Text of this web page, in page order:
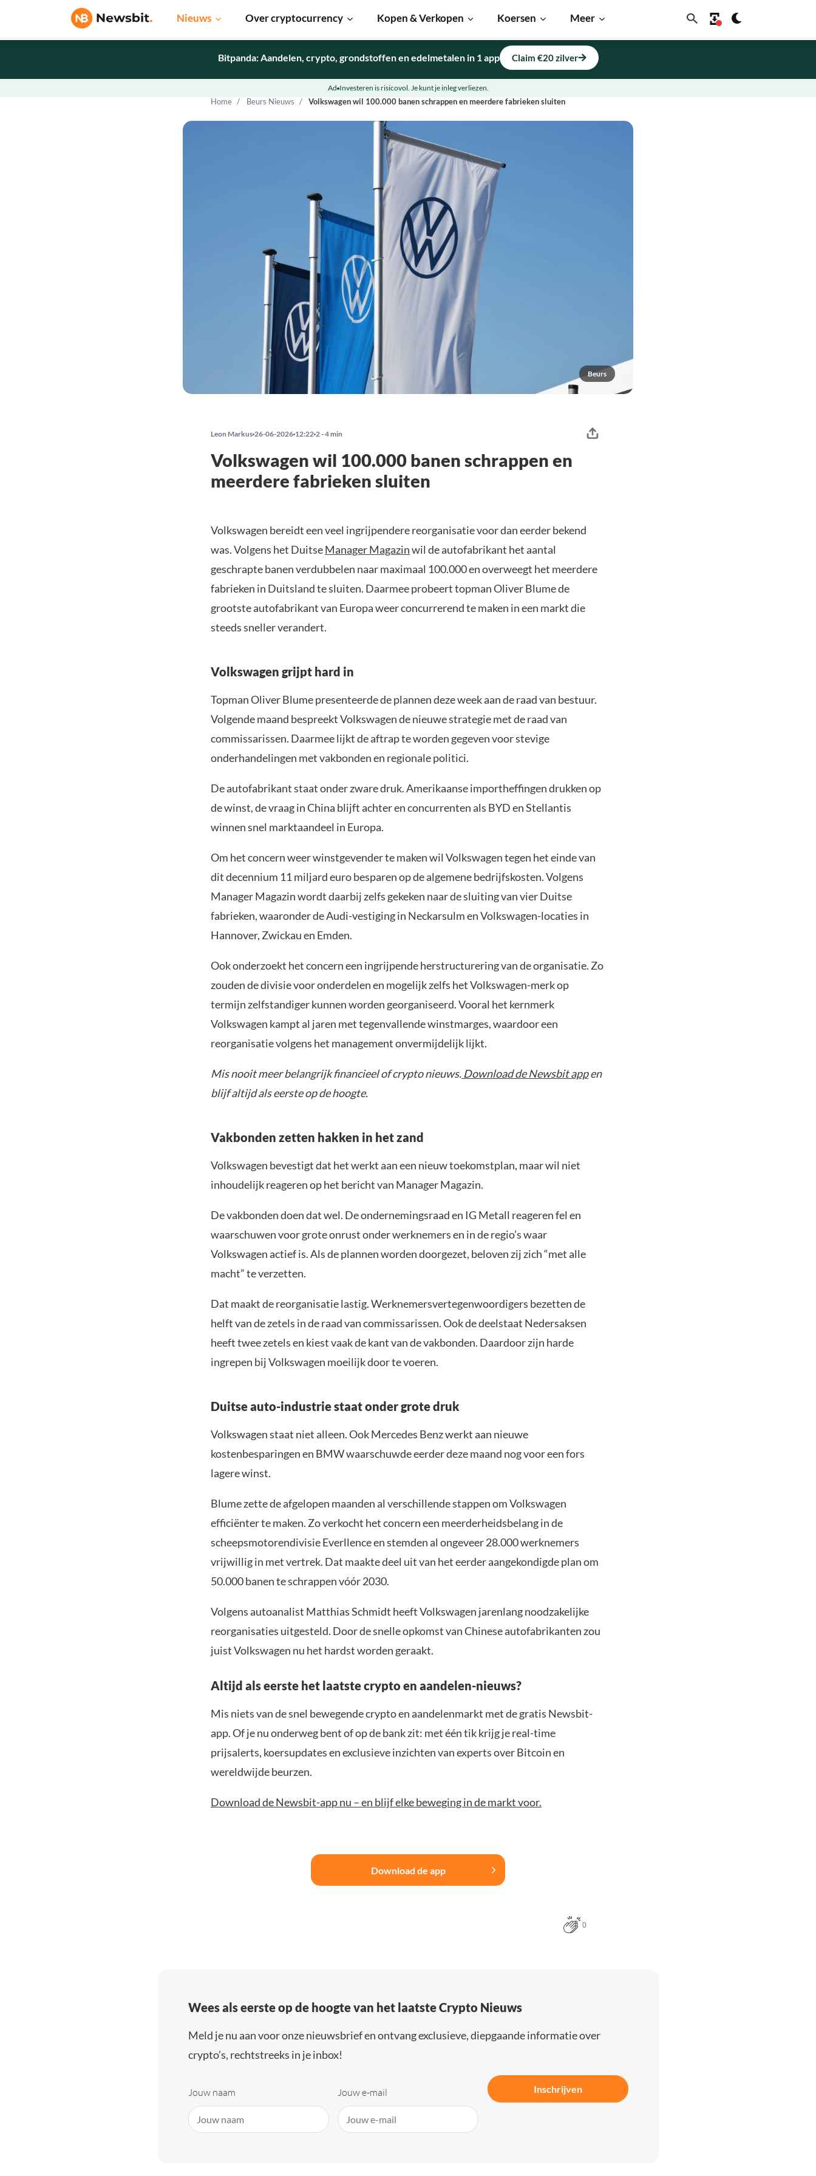
Nieuws Over cryptocurrency Kopen & Verkopen Koersen Meer
Home Beurs Nieuws Volkswagen wil 100.000 banen schrappen en meerdere fabrieken sluiten
Beurs
Bitpanda: Aandelen, crypto, grondstoffen en edelmetalen in 1 app Claim €20 zilver
Ad Investeren is risicovol. Je kunt je inleg verliezen.
Leon Markus 26-06-2026 12:22 2 - 4 min
Volkswagen wil 100.000 banen schrappen en
meerdere fabrieken sluiten
Volkswagen bereidt een veel ingrijpendere reorganisatie voor dan eerder bekend
was. Volgens het DuitseManager Magazinwil de autofabrikant het aantal
geschrapte banen verdubbelen naar maximaal 100.000 en overweegt het meerdere
fabrieken in Duitsland te sluiten. Daarmee probeert topman Oliver Blume de
grootste autofabrikant van Europa weer concurrerend te maken in een markt die
steeds sneller verandert.
Volkswagen grijpt hard in
Topman Oliver Blume presenteerde de plannen deze week aan de raad van bestuur.
Volgende maand bespreekt Volkswagen de nieuwe strategie met de raad van
commissarissen. Daarmee lijkt de aftrap te worden gegeven voor stevige
onderhandelingen met vakbonden en regionale politici.
De autofabrikant staat onder zware druk. Amerikaanse importheffingen drukken op
de winst, de vraag in China blijft achter en concurrenten als BYD en Stellantis
winnen snel marktaandeel in Europa.
Om het concern weer winstgevender te maken wil Volkswagen tegen het einde van
dit decennium 11 miljard euro besparen op de algemene bedrijfskosten. Volgens
Manager Magazin wordt daarbij zelfs gekeken naar de sluiting van vier Duitse
fabrieken, waaronder de Audi-vestiging in Neckarsulm en Volkswagen-locaties in
Hannover, Zwickau en Emden.
Ook onderzoekt het concern een ingrijpende herstructurering van de organisatie. Zo
zouden de divisie voor onderdelen en mogelijk zelfs het Volkswagen-merk op
termijn zelfstandiger kunnen worden georganiseerd. Vooral het kernmerk
Volkswagen kampt al jaren met tegenvallende winstmarges, waardoor een
reorganisatie volgens het management onvermijdelijk lijkt.
Mis nooit meer belangrijk financieel of crypto nieuws. Download de Newsbit appen
blijf altijd als eerste op de hoogte.
Vakbonden zetten hakken in het zand
Volkswagen bevestigt dat het werkt aan een nieuw toekomstplan, maar wil niet
inhoudelijk reageren op het bericht van Manager Magazin.
De vakbonden doen dat wel. De ondernemingsraad en IG Metall reageren fel en
waarschuwen voor grote onrust onder werknemers en in de regio’s waar
Volkswagen actief is. Als de plannen worden doorgezet, beloven zij zich “met alle
macht” te verzetten.
Dat maakt de reorganisatie lastig. Werknemersvertegenwoordigers bezetten de
helft van de zetels in de raad van commissarissen. Ook de deelstaat Nedersaksen
heeft twee zetels en kiest vaak de kant van de vakbonden. Daardoor zijn harde
ingrepen bij Volkswagen moeilijk door te voeren.
Duitse auto-industrie staat onder grote druk
Volkswagen staat niet alleen. Ook Mercedes Benz werkt aan nieuwe
kostenbesparingen en BMW waarschuwde eerder deze maand nog voor een fors
lagere winst.
Blume zette de afgelopen maanden al verschillende stappen om Volkswagen
efficiënter te maken. Zo verkocht het concern een meerderheidsbelang in de
scheepsmotorendivisie Everllence en stemden al ongeveer 28.000 werknemers
vrijwillig in met vertrek. Dat maakte deel uit van het eerder aangekondigde plan om
50.000 banen te schrappen vóór 2030.
Volgens autoanalist Matthias Schmidt heeft Volkswagen jarenlang noodzakelijke
reorganisaties uitgesteld. Door de snelle opkomst van Chinese autofabrikanten zou
juist Volkswagen nu het hardst worden geraakt.
Altijd als eerste het laatste crypto en aandelen-nieuws?
Mis niets van de snel bewegende crypto en aandelenmarkt met de gratis Newsbit-
app. Of je nu onderweg bent of op de bank zit: met één tik krijg je real-time
prijsalerts, koersupdates en exclusieve inzichten van experts over Bitcoin en
wereldwijde beurzen.
Download de Newsbit-app nu – en blijf elke beweging in de markt voor.
Download de app
0
Wees als eerste op de hoogte van het laatste Crypto Nieuws
Meld je nu aan voor onze nieuwsbrief en ontvang exclusieve, diepgaande informatie over
crypto’s, rechtstreeks in je inbox!
Jouw naam Jouw e-mail Inschrijven